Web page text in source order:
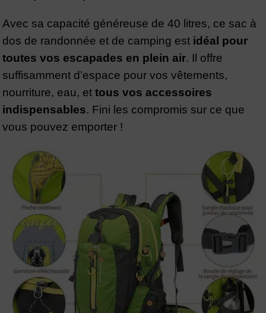
Avec sa capacité généreuse de 40 litres, ce sac à
dos de randonnée et de camping est idéal pour
toutes vos escapades en plein air. Il offre
suffisamment d’espace pour vos vêtements,
nourriture, eau, et tous vos accessoires
indispensables. Fini les compromis sur ce que
vous pouvez emporter !